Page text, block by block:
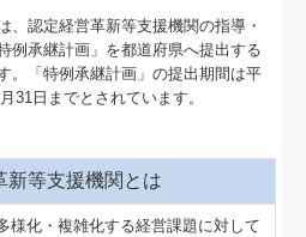
認定経営革新等支援機関の指導・
例承継計画」を都道府県へ提出する
。「特例承継計画」の提出期間は平
31日までとされています。
新等支援機関とは
様化・複雑化する経営課題に対して